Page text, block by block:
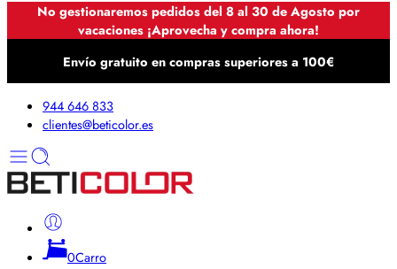
No gestionaremos pedidos del 8 al 30 de Agosto por
vacaciones ¡Aprovecha y compra ahora!
Envío gratuito en compras superiores a 100€
944 646 833
clientes@beticolor.es
0Carro